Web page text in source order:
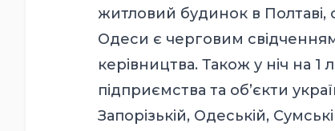
житловий будинок в Полтаві,
Одеси є черговим
керівництва. Також у ніч на 1
підприємства та об’єкти
Запорізькій, Одеській,